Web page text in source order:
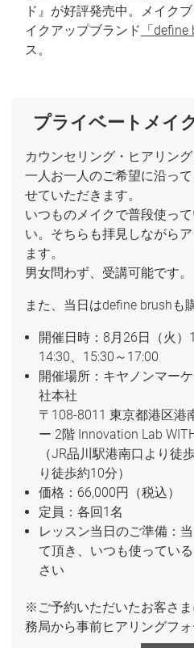
ド』が好評発売中。メイク
イクアップブランド 「define
ス。
プライベートメイ
カウンセリング・ヒアリン
一人お一人のご希望に沿っ
せていただきます。
いつものメイクで普段使っ
い。そちらも拝見しながら
ます。
男女問わず、受講可能です。
また、当日はdefine brushも
開催日時：8月26日（火）
14:30、15:30～17:00
開催場所：キヤノンマー
社本社
〒108-8011 東京都港区港
ー 2階 Innovation Lab
（JR品川駅港南口より徒
り徒歩約10分）
価格：66,000円（税込）
定員：各回1名
レッスン当日のご準備：
て頂き、いつも使ってい
さい
※ご予約いただいたお客さ
務局から事前ヒアリングフ